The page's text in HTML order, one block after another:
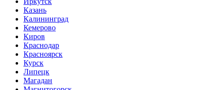
Казань
Калининград
Кемерово
Киров
Краснодар
Красноярск
Курск
Липецк
Магадан